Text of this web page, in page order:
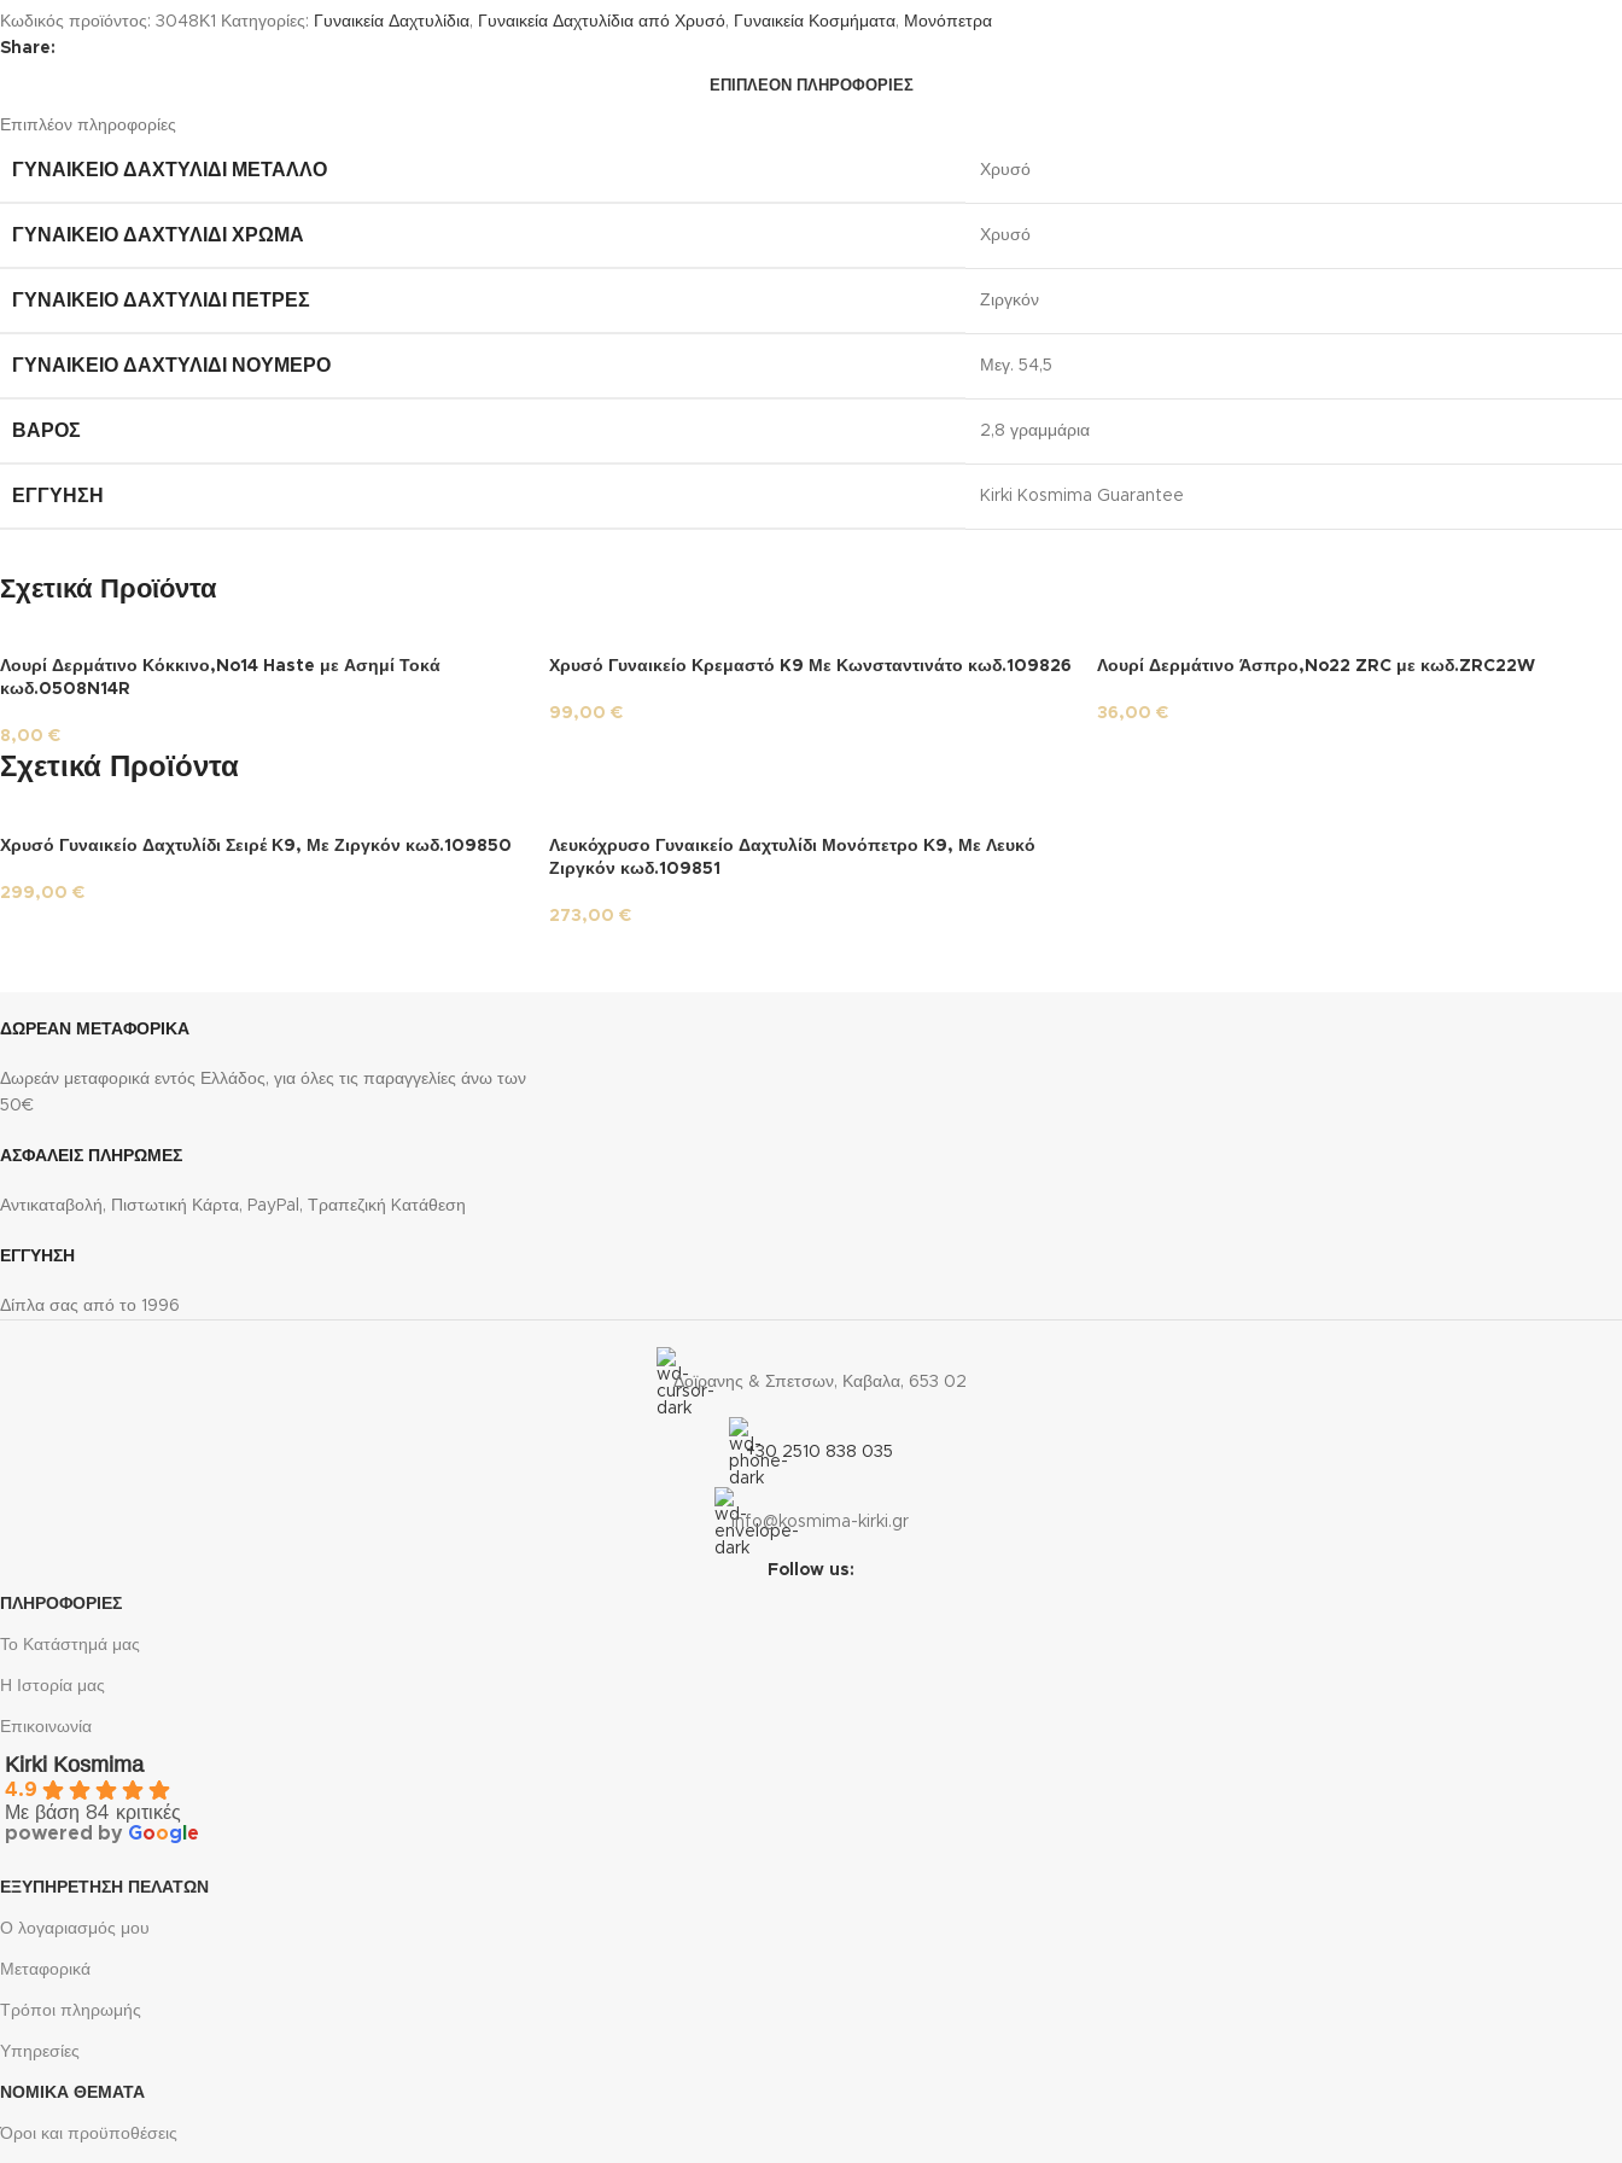
Κωδικός προϊόντος: 3048Κ1 Κατηγορίες: Γυναικεία Δαχτυλίδια, Γυναικεία Δαχτυλίδια από Χρυσό, Γυναικεία Κοσμήματα, Μονόπετρα
Share:
ΕΠΙΠΛΈΟΝ ΠΛΗΡΟΦΟΡΊΕΣ
Επιπλέον πληροφορίες
ΓΥΝΑΙΚΕΊΟ ΔΑΧΤΥΛΊΔΙ ΜΈΤΑΛΛΟ Χρυσό
ΓΥΝΑΙΚΕΊΟ ΔΑΧΤΥΛΊΔΙ ΧΡΏΜΑ Χρυσό
ΓΥΝΑΙΚΕΊΟ ΔΑΧΤΥΛΊΔΙ ΠΈΤΡΕΣ Ζιργκόν
ΓΥΝΑΙΚΕΊΟ ΔΑΧΤΥΛΊΔΙ ΝΟΎΜΕΡΟ Μεγ. 54,5
ΒΆΡΟΣ 2,8 γραμμάρια
ΕΓΓΎΗΣΗ Kirki Kosmima Guarantee
Σχετικά Προϊόντα
Λουρί Δερμάτινο Κόκκινο,No14 Haste με Ασημί Τοκά
κωδ.0508N14R
8,00 €
Χρυσό Γυναικείο Κρεμαστό K9 Με Κωνσταντινάτο κωδ.109826
99,00 €
Λουρί Δερμάτινο Άσπρο,No22 ZRC με κωδ.ZRC22W
36,00€
Σχετικά Προϊόντα
Χρυσό Γυναικείο Δαχτυλίδι Σειρέ Κ9, Με Ζιργκόν κωδ.109850
299,00 €
Λευκόχρυσο Γυναικείο Δαχτυλίδι Μονόπετρο Κ9, Με Λευκό
Ζιργκόν κωδ.109851
273,00 €
ΔΩΡΕΑΝ ΜΕΤΑΦΟΡΙΚΑ
Δωρεάν μεταφορικά εντός Ελλάδος, για όλες τις παραγγελίες άνω των
50€
ΑΣΦΑΛΕΙΣ ΠΛΗΡΩΜΕΣ
Αντικαταβολή, Πιστωτική Κάρτα, PayPal, Τραπεζική Kατάθεση
ΕΓΓΥΗΣΗ
Δίπλα σας από το 1996
Δοϊρανης & Σπετσων, Καβαλα, 653 02
+30 2510 838 035
info@kosmima-kirki.gr
Follow us:
ΠΛΗΡΟΦΟΡΙΕΣ
Το Κατάστημά μας
Η Ιστορία μας
Επικοινωνία
Kirki Kosmima
4.9
Με βάση 84 κριτικές
powered by Goog e
ΕΞΥΠΗΡΈΤΗΣΗ ΠΕΛΑΤΏΝ
Ο λογαριασμός μου
Μεταφορικά
Τρόποι πληρωμής
Υπηρεσίες
ΝΟΜΙΚΆ ΘΈΜΑΤΑ
Όροι και προϋποθέσεις